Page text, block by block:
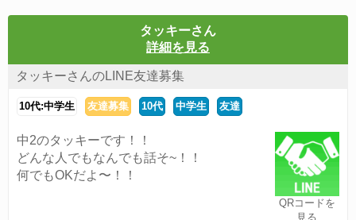
タッキーさん
詳細を見る
タッキーさんのLINE友達募集
10代:中学生 友達募集 10代 中学生 友達
QRコードを
見る
中2のタッキーです！！
どんな人でもなんでも話そ~！！
何でもOKだよ〜！！